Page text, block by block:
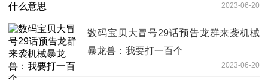
2023-06-20
数码宝贝大冒号29话预告龙群来袭机械
暴龙兽：我要打一百个
2023-06-20